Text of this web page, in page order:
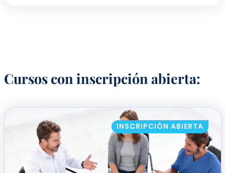
Cursos con inscripción abierta:
INSCRIPCIÓN ABIERTA